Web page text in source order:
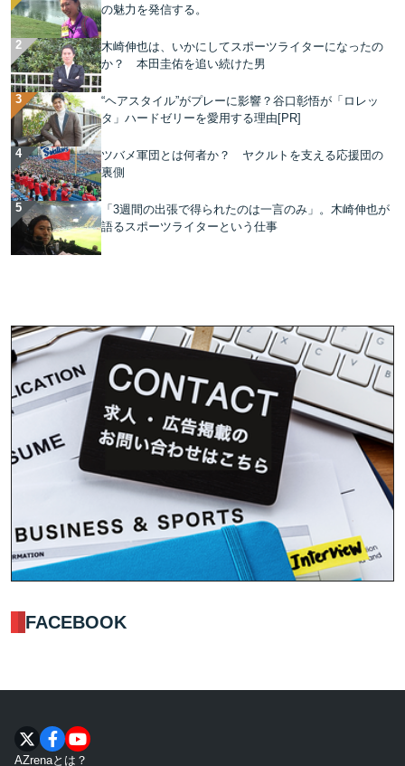
の魅力を発信する。
木崎伸也は、いかにしてスポーツライターになったの
か？ 本田圭佑を追い続けた男
“ヘアスタイル”がプレーに影響？谷口彰悟が「ロレッ
タ」ハードゼリーを愛用する理由[PR]
ツバメ軍団とは何者か？ ヤクルトを支える応援団の
裏側
「3週間の出張で得られたのは一言のみ」。木崎伸也が
語るスポーツライターという仕事
FACEBOOK
AZrenaとは？